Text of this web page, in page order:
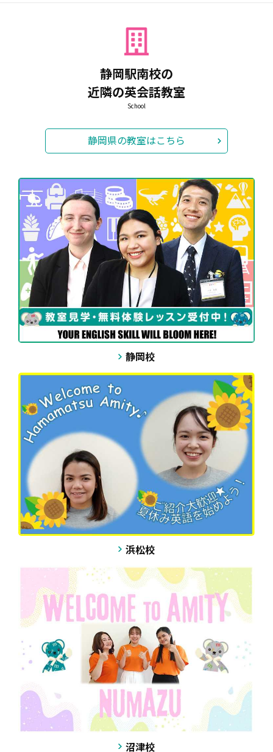
If you would like to receive preparation for the second sta
ge exam:
1 session: 8, 470 yen (until the end of August)
8 sessions: 51,480 yen
4 sessions (until the end of August)
4 sessions (until the end of December)
If you would like to take these lessons,
by email or phone!☎️ 📨
静岡駅南校の
近隣の英会話教室
School
静岡県の教室はこちら
静岡校
浜松校
沼津校